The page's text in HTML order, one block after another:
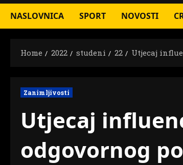
NASLOVNICA SPORT NOVOSTI
Home 2022 studeni 22 Utjecaj
Zanimljivosti
Utjecaj
odgovornog